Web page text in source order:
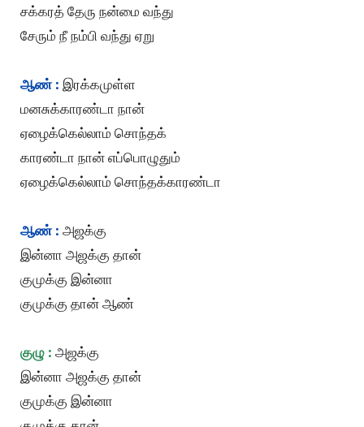
சக்கரத் தேரு நன்மை வந்து
சேரும் நீ நம்பி வந்து ஏறு
ஆண் : இரக்கமுள்ள
மனசுக்காரண்டா நான்
ஏழைக்கெல்லாம் சொந்தக்
காரண்டா நான் எப்பொழுதும்
ஏழைக்கெல்லாம் சொந்தக்காரண்டா
ஆண் : அஜக்கு
இன்னா அஜக்கு தான்
குமுக்கு இன்னா
குமுக்கு தான் ஆண்
குழு : அஜக்கு
இன்னா அஜக்கு தான்
குமுக்கு இன்னா